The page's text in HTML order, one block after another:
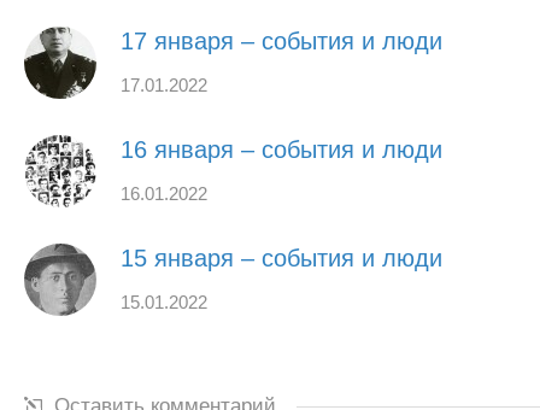
17 января – события и люди
17.01.2022
16 января – события и люди
16.01.2022
15 января – события и люди
15.01.2022